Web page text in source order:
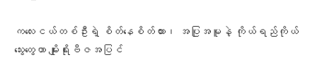
ကလေးငယ်တစ်ဦးရဲ့ စိတ်နေစိတ်ထား၊ အပြုအမူနဲ့ ကိုယ်ရည်ကိုယ်
သွေးတွေဟာ မျိုးရိုးဗီဇအပြင်